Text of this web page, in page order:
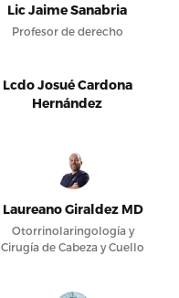
Lic Jaime Sanabria
Profesor de derecho
Lcdo Josué Cardona
Hernández
Laureano Giraldez MD
Otorrinolaringología y
Cirugía de Cabeza y Cuello